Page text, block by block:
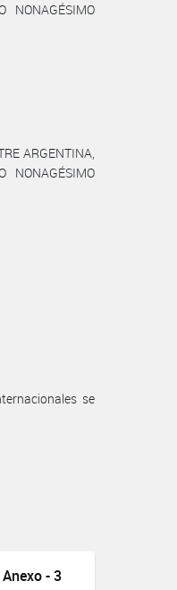
NONAGÉSIMO
ARGENTINA,
NONAGÉSIMO
se
Anexo - 3